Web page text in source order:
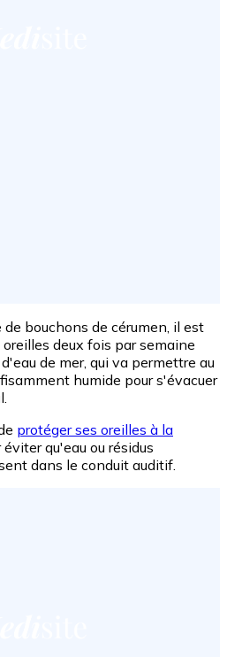
bouchons de cérumen, il est
deux fois par semaine
de mer, qui va permettre au
humide pour s'évacuer
protéger ses oreilles à la
qu'eau ou résidus
dans le conduit auditif.